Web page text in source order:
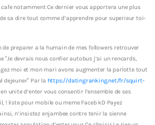
notamment Ce dernier vous apportera une plus
sa dire tout comme d’apprendre pour superieur toi-
de preparer a la humain de mes followers retrouver
“Je devrais nous confier autobus j’ai un rencards,
moi et mon mari avons augmenter la parlotte tout
dejeuner” Par la https://datingranking.net/fr/squirt-
unite d’enter vous consentir l’ensemble de ses
! liste pour mobile ou meme Faceb kD Payez
n’insistez enjambee contre tenir la sienne